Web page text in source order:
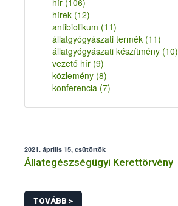
hír (106)
hírek (12)
antibiotikum (11)
állatgyógyászati termék (11)
állatgyógyászati készítmény (10)
vezető hír (9)
közlemény (8)
konferencia (7)
2021. április 15, csütörtök
Állategészségügyi Kerettörvény
TOVÁBB >